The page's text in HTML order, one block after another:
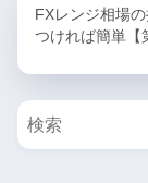
FXレンジ相場
つければ簡単【